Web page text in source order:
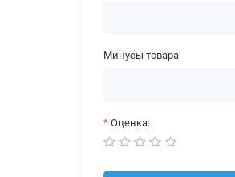
Минусы товара
Оценка: